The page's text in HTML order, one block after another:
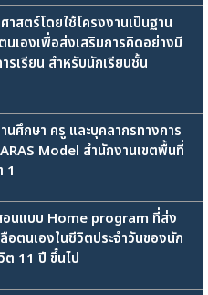
สตร์โดยใช้โครงงานเป็นฐาน
นเองเพื่อส่งเสริมการคิดอย่างมี
เรียน สำหรับนักเรียนชั้น
ศึกษา ครู และบุคลากรทางการ
Model สำนักงานเขตพื้นที่
1
นแบบ Home program ที่ส่ง
อตนเองในชีวิตประจำวันของนัก
ต 11 ปี ขึ้นไป